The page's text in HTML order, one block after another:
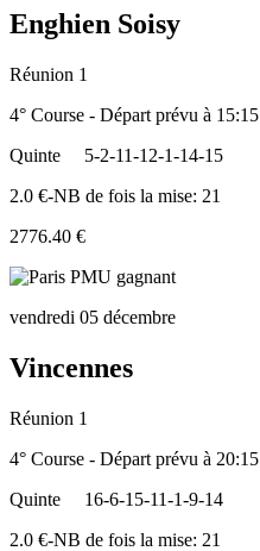
Enghien Soisy
Réunion 1
4° Course - Départ prévu à 15:15
Quinte
5-2-11-12-1-14-15
2.0 €-NB de fois la mise: 21
2776.40 €
vendredi 05 décembre
Vincennes
Réunion 1
4° Course - Départ prévu à 20:15
Quinte
16-6-15-11-1-9-14
2.0 €-NB de fois la mise: 21